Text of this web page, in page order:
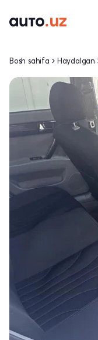
Bosh sahifa Haydalgan